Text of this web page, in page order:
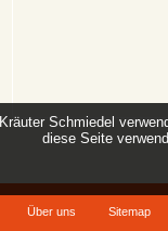
Kräuter Schmiedel
diese Seite
Über uns Sitemap